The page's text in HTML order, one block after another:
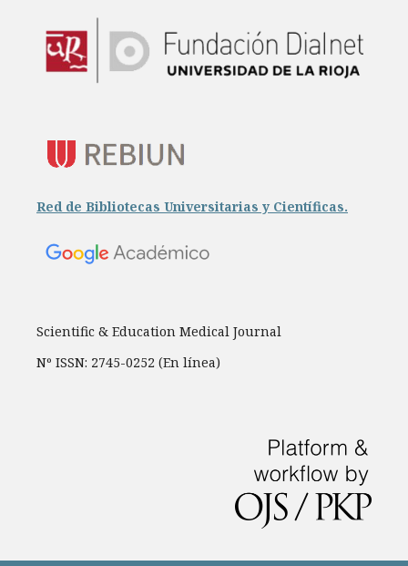
Red de Bibliotecas Universitarias y Científicas.
Scientific & Education Medical Journal
Nº ISSN: 2745-0252 (En línea)